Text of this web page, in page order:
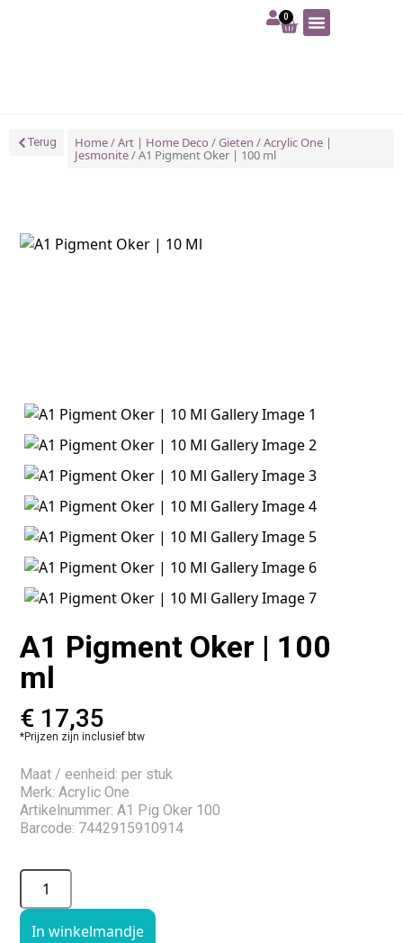
0
Terug Home/Art | Home Deco /Gieten /Acrylic One |
Jesmonite/ A1 Pigment Oker | 100 ml
A1 Pigment Oker | 100
ml
€ 17,35
*Prijzen zijn inclusief btw
Maat / eenheid: per stuk
Merk: Acrylic One
Artikelnummer: A1 Pig Oker 100
Barcode: 7442915910914
In winkelmandje